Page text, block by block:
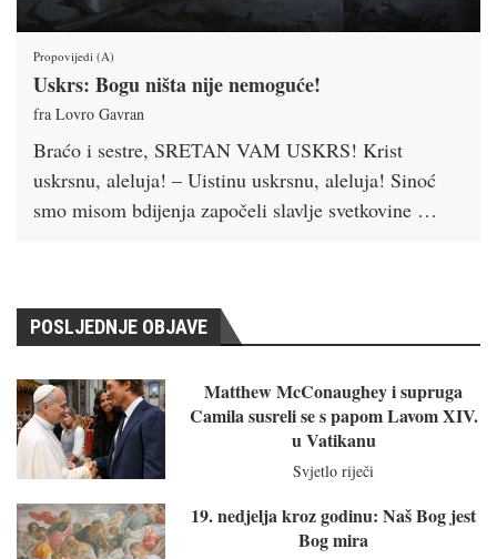
Propovijedi (A)
Uskrs: Bogu ništa nije nemoguće!
fra Lovro Gavran
Braćo i sestre, SRETAN VAM USKRS! Krist
uskrsnu, aleluja! – Uistinu uskrsnu, aleluja! Sinoć
smo misom bdijenja započeli slavlje svetkovine …
POSLJEDNJE OBJAVE
Matthew McConaughey i supruga
Camila susreli se s papom Lavom XIV.
u Vatikanu
Svjetlo riječi
19. nedjelja kroz godinu: Naš Bog jest
Bog mira